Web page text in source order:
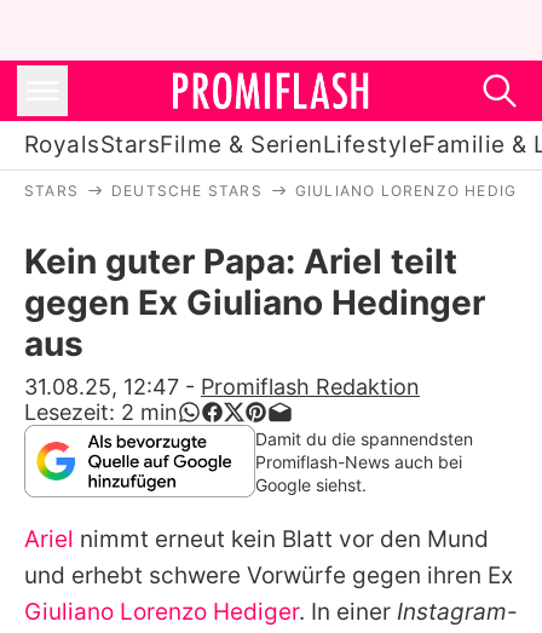
RoyalsStarsFilme & SerienLifestyleFamilie &
Stars
Filme & Serien
Lifestyle
Familie & Liebe
Promiflash Exklusiv
Alle Themen auf Promiflash
Jobs
STARS DEUTSCHE STARS GIULIANO LORENZO HEDIGER
Kein guter Papa: Ariel teilt
gegen Ex Giuliano Hedinger
aus
31.08.25, 12:47 - Promiflash Redaktion
Lesezeit: 2 min
Damit du die spannendsten
Promiflash-News auch bei
Google siehst.
Ariel nimmt erneut kein Blatt vor den Mund
und erhebt schwere Vorwürfe gegen ihren Ex
Giuliano Lorenzo Hediger. In einer Instagram-